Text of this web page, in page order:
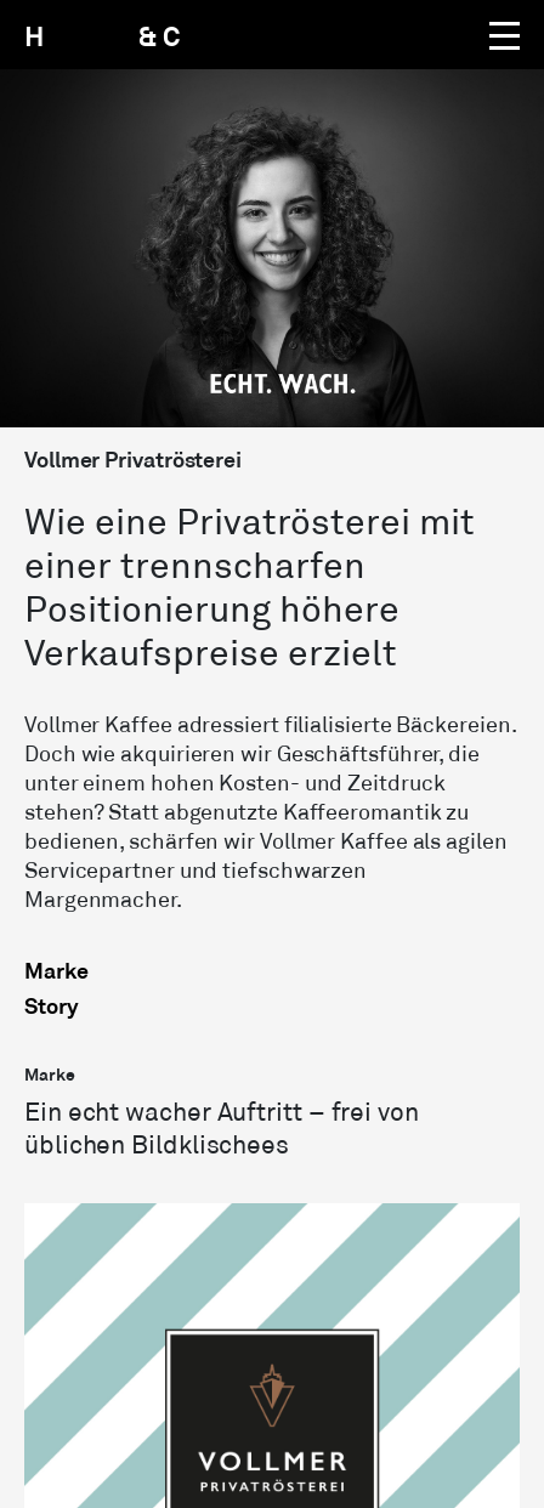
H & C
Vollmer Privatrösterei
Wie eine Privat­rösterei mit
einer trennscharfen
Positionierung höhere
Verkaufspreise erzielt
Vollmer Kaffee adressiert filialisierte Bäckereien.
Doch wie akquirieren wir Geschäftsführer, die
unter einem hohen Kosten- und Zeitdruck
stehen? Statt abgenutzte Kaffeeromantik zu
bedienen, schärfen wir Vollmer Kaffee als agilen
Service­partner und tiefschwarzen
Margenmacher.
Marke
Story
Marke
Ein echt wacher Auftritt – frei von
üblichen Bildklischees